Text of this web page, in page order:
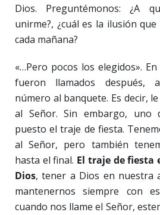
Dios. Preguntémonos: ¿A
unirme?, ¿cuál es la ilusión
cada mañana?
«…Pero pocos los elegidos».
fueron llamados después,
número al banquete. Es decir,
al Señor. Sin embargo, uno
puesto el traje de fiesta.
al Señor, pero también
hasta el final. El traje de fiesta
Dios, tener a Dios en nuestra
mantenernos siempre con
cuando nos llame el Señor,